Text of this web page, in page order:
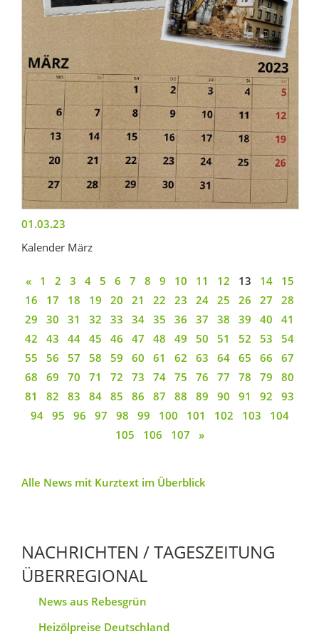
01.03.23
Kalender März
« 1 2 3 4 5 6 7 8 9 10 11 12 13 14
15
16
17 18 19 20 21 22 23 24 25 26 27
28
29
30 31 32 33 34 35 36 37 38 39 40
41
42
43 44 45 46 47 48 49 50 51 52 53
54
55
56 57 58 59 60 61 62 63 64 65 66
67
68
69 70 71 72 73 74 75 76 77 78 79
80
81
82 83 84 85 86 87 88 89 90 91 92
93
94
95 96 97 98 99 100 101 102 103
104
105
106 107 »
Alle News mit Kurztext im Überblick
NACHRICHTEN / TAGESZEITUNG
ÜBERREGIONAL
News aus Rebesgrün
Heizölpreise Deutschland